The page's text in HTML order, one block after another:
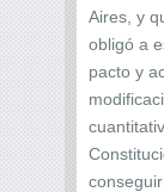
Aires, y
obligó a
pacto y